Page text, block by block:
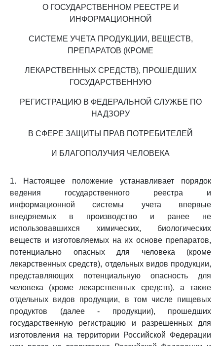
О ГОСУДАРСТВЕННОМ РЕЕСТРЕ И
ИНФОРМАЦИОННОЙ
СИСТЕМЕ УЧЕТА ПРОДУКЦИИ, ВЕЩЕСТВ,
ПРЕПАРАТОВ (КРОМЕ
ЛЕКАРСТВЕННЫХ СРЕДСТВ), ПРОШЕДШИХ
ГОСУДАРСТВЕННУЮ
РЕГИСТРАЦИЮ В ФЕДЕРАЛЬНОЙ СЛУЖБЕ ПО
НАДЗОРУ
В СФЕРЕ ЗАЩИТЫ ПРАВ ПОТРЕБИТЕЛЕЙ
И БЛАГОПОЛУЧИЯ ЧЕЛОВЕКА
1. Настоящее положение устанавливает порядок
ведения государственного реестра и
информационной системы учета впервые
внедряемых в производство и ранее не
использовавшихся химических, биологических
веществ и изготовляемых на их основе препаратов,
потенциально опасных для человека (кроме
лекарственных средств), отдельных видов продукции,
представляющих потенциальную опасность для
человека (кроме лекарственных средств), а также
отдельных видов продукции, в том числе пищевых
продуктов (далее - продукции), прошедших
государственную регистрацию и разрешенных для
изготовления на территории Российской Федерации